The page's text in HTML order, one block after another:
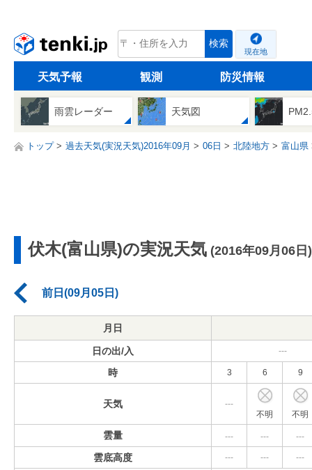
tenki.jp 検索
現在地
天気予報 観測 防災情報
雨雲レーダー 天気図
トップ 過去天気(実況天気)2016年09月 06日 北陸地方 富山県
伏木(富山県)の実況天気 (2016年09月06日)
前日(09月05日)
月日
日の出/入 ---
時 3 6 9
天気
---
不明
不明
雲量 --- --- ---
雲底高度 --- --- ---